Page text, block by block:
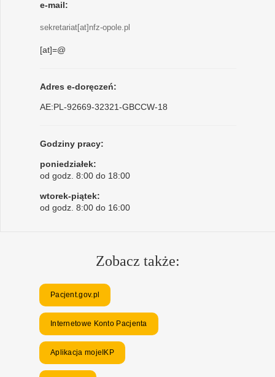
e-mail:
sekretariat[at]nfz-opole.pl
[at]=@
Adres e-doręczeń:
AE:PL-92669-32321-GBCCW-18
Godziny pracy:
poniedziałek:
od godz. 8:00 do 18:00
wtorek-piątek:
od godz. 8:00 do 16:00
Zobacz także:
Pacjent.gov.pl
Internetowe Konto Pacjenta
Aplikacja mojeIKP